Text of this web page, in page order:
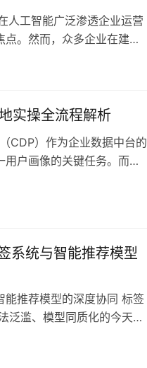
人工智能广泛渗透企业运营
。然而，众多企业在建设
实操全流程解析
CDP）作为企业数据中台的
户画像的关键任务。而标
系统与智能推荐模型
能推荐模型的深度协同 标签
泛滥、模型同质化的今天，